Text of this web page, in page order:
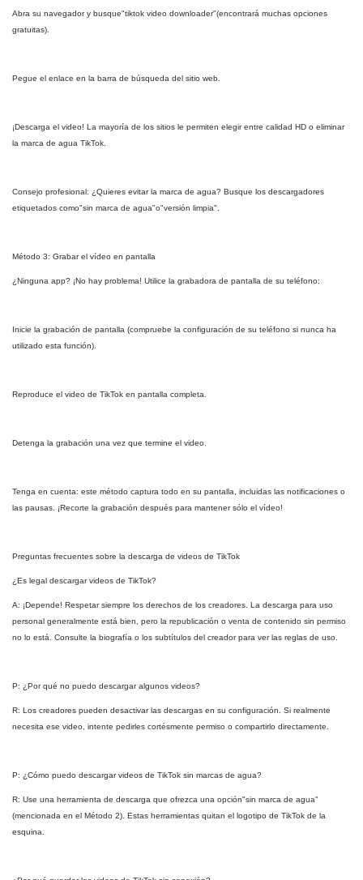
Abra su navegador y busque"tiktok video downloader"(encontrará muchas opciones
gratuitas).
Pegue el enlace en la barra de búsqueda del sitio web.
¡Descarga el video! La mayoría de los sitios le permiten elegir entre calidad HD o eliminar
la marca de agua TikTok.
Consejo profesional: ¿Quieres evitar la marca de agua? Busque los descargadores
etiquetados como"sin marca de agua"o"versión limpia".
Método 3: Grabar el vídeo en pantalla
¿Ninguna app? ¡No hay problema! Utilice la grabadora de pantalla de su teléfono:
Inicie la grabación de pantalla (compruebe la configuración de su teléfono si nunca ha
utilizado esta función).
Reproduce el video de TikTok en pantalla completa.
Detenga la grabación una vez que termine el video.
Tenga en cuenta: este método captura todo en su pantalla, incluidas las notificaciones o
las pausas. ¡Recorte la grabación después para mantener sólo el vídeo!
Preguntas frecuentes sobre la descarga de videos de TikTok
¿Es legal descargar videos de TikTok?
A: ¡Depende! Respetar siempre los derechos de los creadores. La descarga para uso
personal generalmente está bien, pero la republicación o venta de contenido sin permiso
no lo está. Consulte la biografía o los subtítulos del creador para ver las reglas de uso.
P: ¿Por qué no puedo descargar algunos videos?
R: Los creadores pueden desactivar las descargas en su configuración. Si realmente
necesita ese video, intente pedirles cortésmente permiso o compartirlo directamente.
P: ¿Cómo puedo descargar videos de TikTok sin marcas de agua?
R: Use una herramienta de descarga que ofrezca una opción"sin marca de agua"
(mencionada en el Método 2). Estas herramientas quitan el logotipo de TikTok de la
esquina.